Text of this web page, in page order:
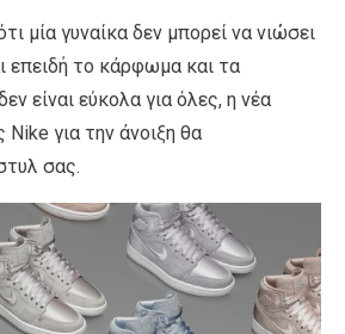
μία γυναίκα δεν μπορεί να νιώσει
επειδή το κάρφωμα και τα
είναι εύκολα για όλες, η νέα
Nike για την άνοιξη θα
σας.